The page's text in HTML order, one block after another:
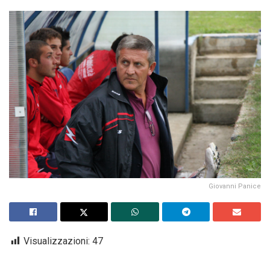
Giovanni Panice
Visualizzazioni: 47